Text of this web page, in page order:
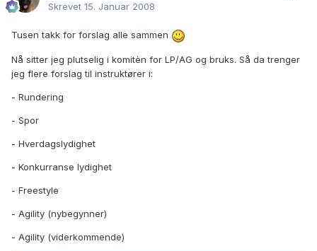
Skrevet 15. Januar 2008
Tusen takk for forslag alle sammen
Nå sitter jeg plutselig i komitèn for LP/AG og bruks. Så da trenger
jeg flere forslag til instruktører i:
- Rundering
- Spor
- Hverdagslydighet
- Konkurranse lydighet
- Freestyle
- Agility (nybegynner)
- Agility (viderkommende)